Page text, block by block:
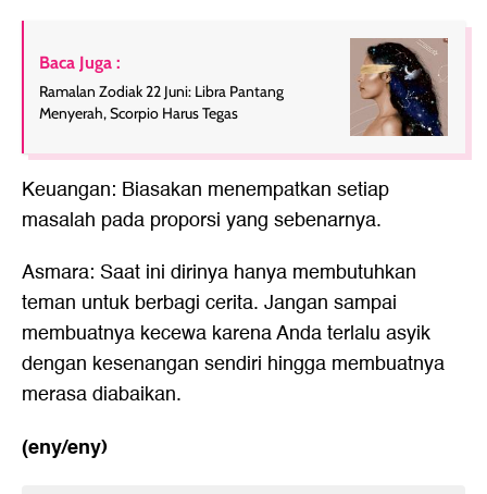
Baca Juga :
Ramalan Zodiak 22 Juni: Libra Pantang
Menyerah, Scorpio Harus Tegas
Keuangan: Biasakan menempatkan setiap
masalah pada proporsi yang sebenarnya.
Asmara: Saat ini dirinya hanya membutuhkan
teman untuk berbagi cerita. Jangan sampai
membuatnya kecewa karena Anda terlalu asyik
dengan kesenangan sendiri hingga membuatnya
merasa diabaikan.
(eny/eny)